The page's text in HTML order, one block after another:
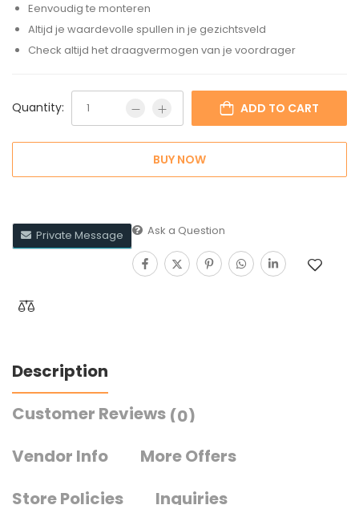
Eenvoudig te monteren
Altijd je waardevolle spullen in je gezichtsveld
Check altijd het draagvermogen van je voordrager
Quantity: ADD TO CART
BUY NOW
Private Message Ask a Question
Description
Customer Reviews (0)
Vendor Info
More Offers
Store Policies
Inquiries